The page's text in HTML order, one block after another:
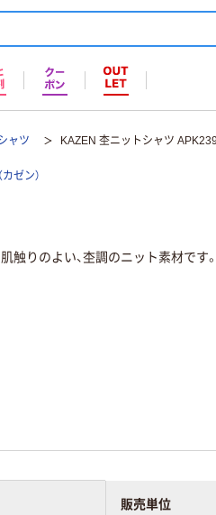
ャツ KAZEN 杢ニットシャツ APK239
ゼン）
触りのよい、杢調のニット素材で
販売単位